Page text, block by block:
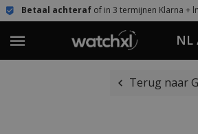
of in 3 termijnen Klarna + ln3
NL
Terug naar